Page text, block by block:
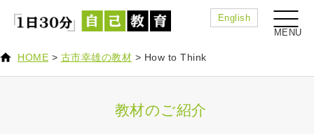
English
HOME > 古市幸雄の教材 > How to Think
教材のご紹介